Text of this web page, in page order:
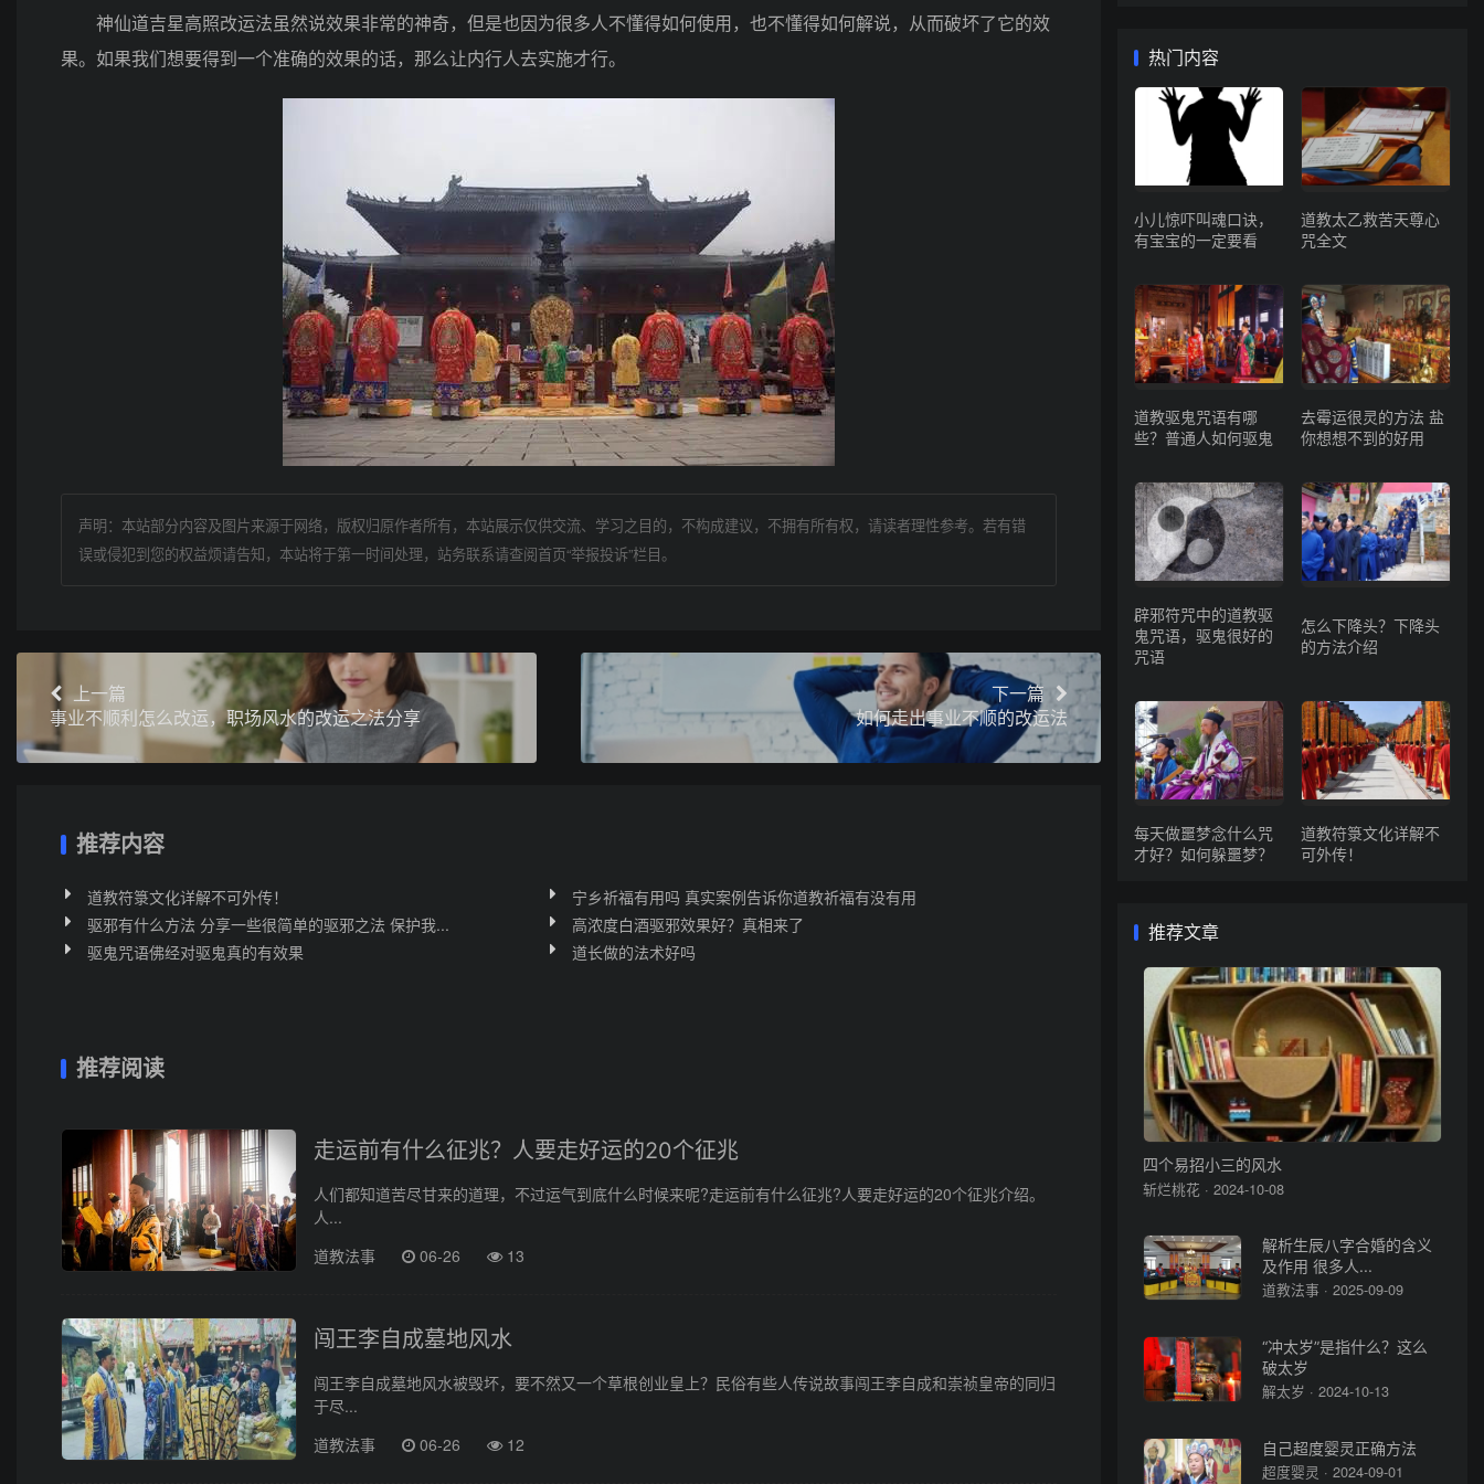
神仙道吉星高照改运法虽然说效果非常的神奇，但是也因为很多人不懂得如何使用，也不懂得如何解说，从而破坏了它的效
果。如果我们想要得到一个准确的效果的话，那么让内行人去实施才行。
声明：本站部分内容及图片来源于网络，版权归原作者所有，本站展示仅供交流、学习之目的，不构成建议，不拥有所有权，请读者理性参考。若有错
误或侵犯到您的权益烦请告知，本站将于第一时间处理，站务联系请查阅首页“举报投诉”栏目。
上一篇
事业不顺利怎么改运，职场风水的改运之法分享
下一篇
如何走出事业不顺的改运法
推荐内容
道教符箓文化详解不可外传！
宁乡祈福有用吗 真实案例告诉你道教祈福有没有用
驱邪有什么方法 分享一些很简单的驱邪之法 保护我...
高浓度白酒驱邪效果好？真相来了
驱鬼咒语佛经对驱鬼真的有效果
道长做的法术好吗
推荐阅读
走运前有什么征兆？人要走好运的20个征兆
人们都知道苦尽甘来的道理，不过运气到底什么时候来呢?走运前有什么征兆?人要走好运的20个征兆介绍。
人...
道教法事
06-26 13
闯王李自成墓地风水
闯王李自成墓地风水被毁坏，要不然又一个草根创业皇上？民俗有些人传说故事闯王李自成和崇祯皇帝的同归
于尽...
道教法事
06-26 12
热门内容
小儿惊吓叫魂口诀，
有宝宝的一定要看
道教太乙救苦天尊心
咒全文
道教驱鬼咒语有哪
些？普通人如何驱鬼
去霉运很灵的方法 盐
你想想不到的好用
辟邪符咒中的道教驱
鬼咒语，驱鬼很好的
咒语
怎么下降头？下降头
的方法介绍
每天做噩梦念什么咒
才好？如何躲噩梦？
道教符箓文化详解不
可外传！
推荐文章
四个易招小三的风水
斩烂桃花 · 2024-10-08
解析生辰八字合婚的含义
及作用 很多人...
道教法事 · 2025-09-09
“冲太岁”是指什么？这么
破太岁
解太岁 · 2024-10-13
自己超度婴灵正确方法
超度婴灵 · 2024-09-01